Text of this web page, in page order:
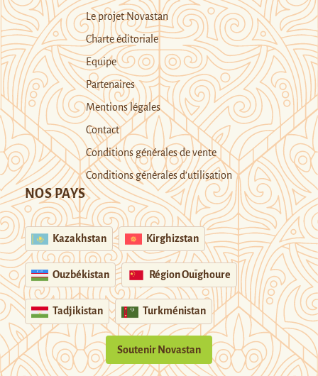
Le projet Novastan
Charte éditoriale
Equipe
Partenaires
Mentions légales
Contact
Conditions générales de vente
Conditions générales d’utilisation
NOS PAYS
Kazakhstan Kirghizstan
Ouzbékistan Région Ouïghoure
Tadjikistan Turkménistan
Soutenir Novastan